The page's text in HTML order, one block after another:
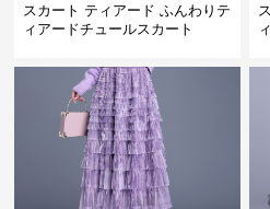
スカート ティアード ふんわりテ
ィアードチュールスカート